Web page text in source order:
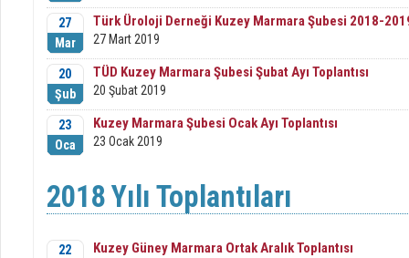
27
Mar
Türk Üroloji Derneği Kuzey Marmara Şubesi 2018-2019
27 Mart 2019
20
Şub
TÜD Kuzey Marmara Şubesi Şubat Ayı Toplantısı
20 Şubat 2019
23
Oca
Kuzey Marmara Şubesi Ocak Ayı Toplantısı
23 Ocak 2019
2018 Yılı Toplantıları
22
Kuzey Güney Marmara Ortak Aralık Toplantısı